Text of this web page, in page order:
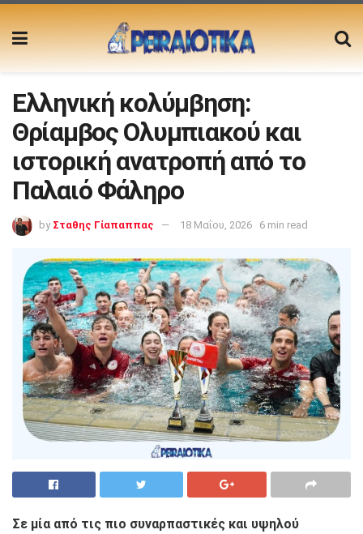
Ελληνική κολύμβηση:
Θρίαμβος Ολυμπιακού και
ιστορική ανατροπή από το
Παλαιό Φάληρο
by Σταθης Γίαπαππας 18 Μαΐου, 2026 6 min read
Σε μία από τις πιο συναρπαστικές και υψηλού